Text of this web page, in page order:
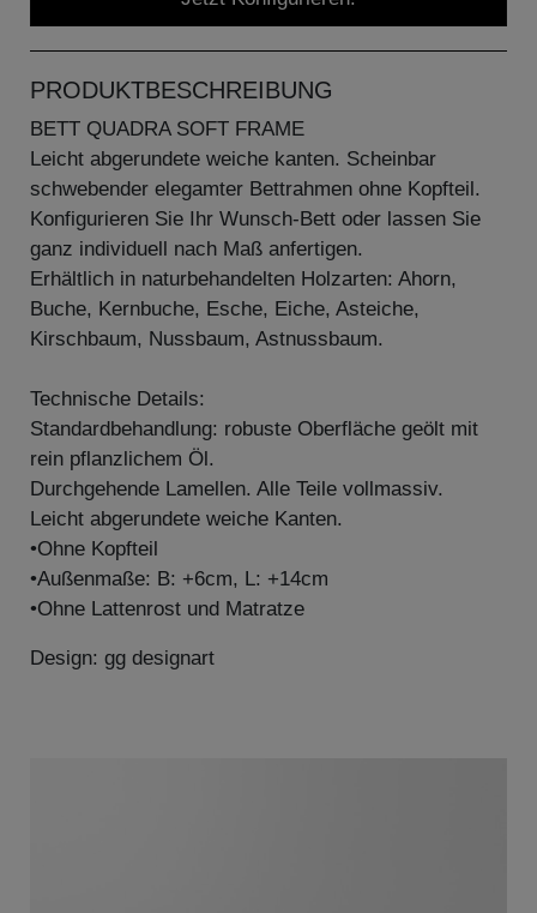
PRODUKTBESCHREIBUNG
BETT QUADRA SOFT FRAME
Leicht abgerundete weiche kanten. Scheinbar
schwebender elegamter Bettrahmen ohne Kopfteil.
Konfigurieren Sie Ihr Wunsch-Bett oder lassen Sie
ganz individuell nach Maß anfertigen.
Erhältlich in naturbehandelten Holzarten: Ahorn,
Buche, Kernbuche, Esche, Eiche, Asteiche,
Kirschbaum, Nussbaum, Astnussbaum.
Technische Details:
Standardbehandlung: robuste Oberfläche geölt mit
rein pflanzlichem Öl.
Durchgehende Lamellen. Alle Teile vollmassiv.
Leicht abgerundete weiche Kanten.
•Ohne Kopfteil
•Außenmaße: B: +6cm, L: +14cm
•Ohne Lattenrost und Matratze
Design: gg designart